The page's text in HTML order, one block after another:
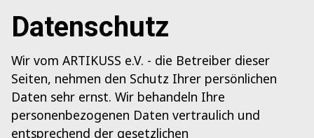
Datenschutz
Wir vom ARTIKUSS e.V. - die Betreiber dieser
Seiten, nehmen den Schutz Ihrer persönlichen
Daten sehr ernst. Wir behandeln Ihre
personenbezogenen Daten vertraulich und
entsprechend der gesetzlichen